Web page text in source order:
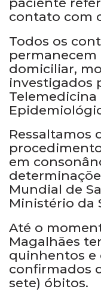
contato com
Todos os
domiciliar,
investigados
Telemedicina
Ressaltamos
em
Mundial de
Ministério da
Até o
Magalhães
quinhentos e
confirmados
sete) óbitos.